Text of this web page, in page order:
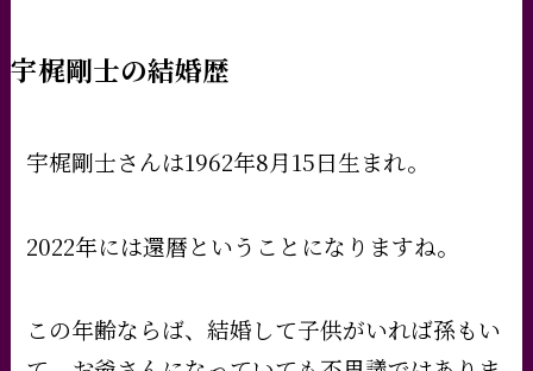
宇梶剛士の結婚歴
宇梶剛士さんは1962年8月15日生まれ。
2022年には還暦ということになりますね。
この年齢ならば、結婚して子供がいれば孫もい